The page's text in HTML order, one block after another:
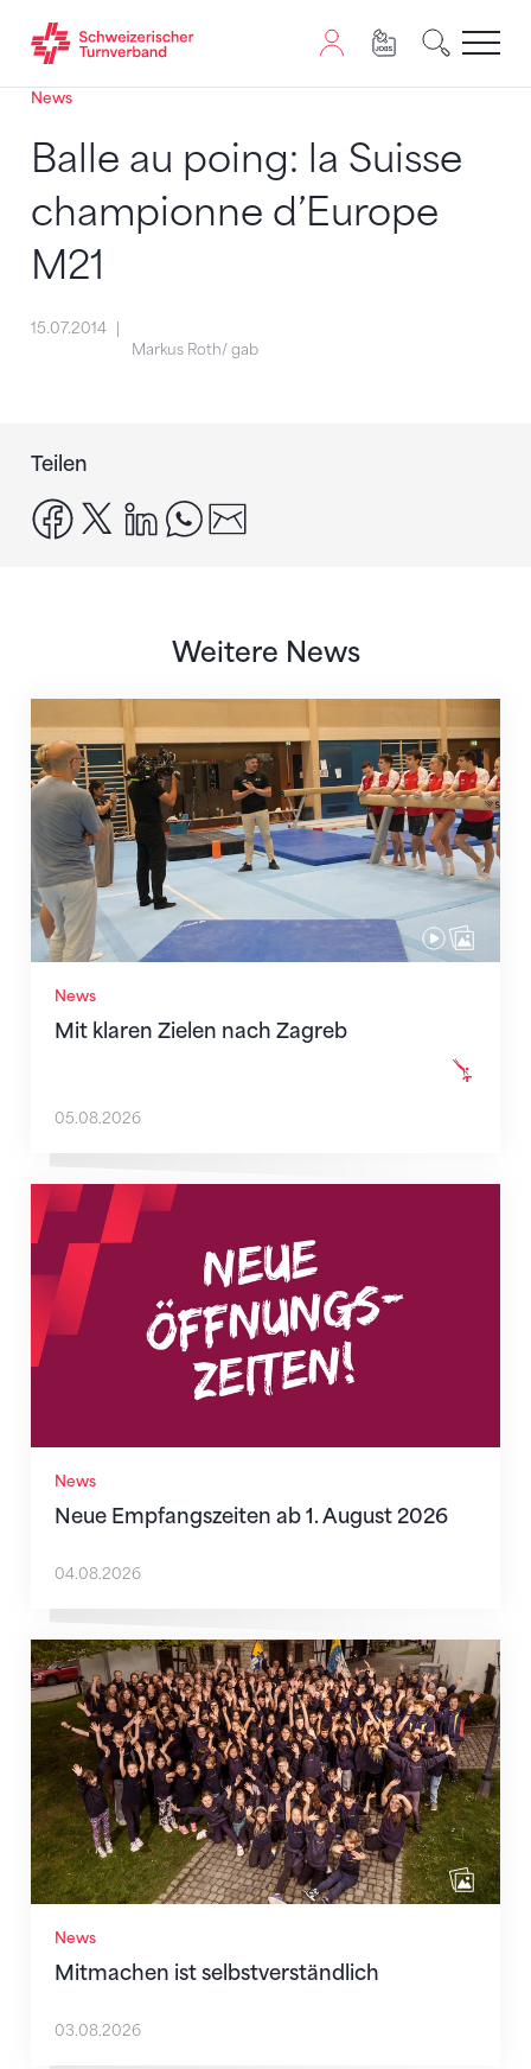
Zum Inhalt springen
Zur Sitemap navigieren
Zum Navigieren dieser Seite wird JavaScript benötigt.
News
Balle au poing: la Suisse
championne d’Europe
M21
15.07.2014
Markus Roth/ gab
Teilen
facebook
x linkedinwhatsapp
Weitere News
News
Mit klaren Zielen nach Zagreb
Mit klaren Zielen nach Zagreb
05.08.2026
News
Neue Empfangszeiten ab 1. August 2026
Neue Empfangszeiten ab 1. August 2026
04.08.2026
News
Mitmachen ist selbstverständlich
Mitmachen ist selbstverständlich
03.08.2026